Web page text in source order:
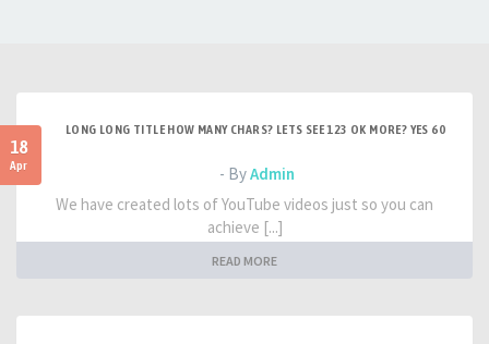
18
Apr
LONG LONG TITLE HOW MANY CHARS? LETS SEE 123 OK MORE? YES 60
- ByAdmin
We have created lots of YouTube videos just so you can
achieve [...]
READ MORE